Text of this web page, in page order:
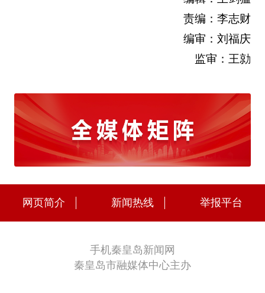
责编：李志财
编审：刘福庆
监审：王勍
网页简介 新闻热线 举报平台
手机秦皇岛新闻网
秦皇岛市融媒体中心主办